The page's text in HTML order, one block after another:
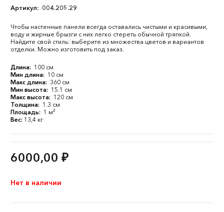
Артикул: 004.205.29
Чтобы настенные панели всегда оставались чистыми и красивыми,
воду и жирные брызги с них легко стереть обычной тряпкой.
Найдите свой стиль: выберите из множества цветов и вариантов
отделки. Можно изготовить под заказ.
Длина: 100 см
Мин длина: 10 см
Макс длина: 360 см
Мин высота: 15.1 см
Макс высота: 120 см
Толщина: 1.3 см
Площадь: 1 м²
Вес: 13,4 кг
6000,00 ₽
Нет в наличии